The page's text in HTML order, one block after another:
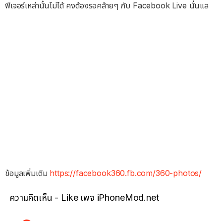
ฟีเจอร์เหล่านั้นไม่ได้ คงต้องรอคล้ายๆ กับ Facebook Live นั่นแล
ข้อมูลเพิ่มเติม https://facebook360.fb.com/360-photos/
ความคิดเห็น - Like เพจ iPhoneMod.net